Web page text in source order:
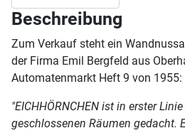
Beschreibung
Zum Verkauf steht ein
der Firma Emil Bergfeld aus
Automatenmarkt Heft 9 von 1955:
"EICHHÖRNCHEN ist in erster
geschlossenen Räumen gedacht.